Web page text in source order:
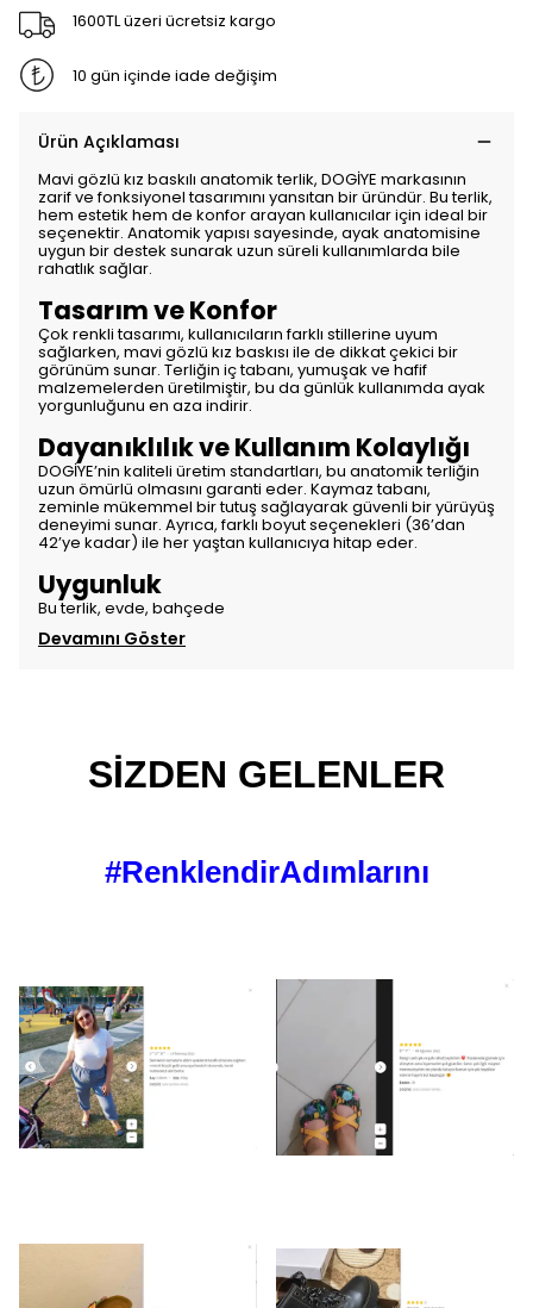
1600TL üzeri ücretsiz kargo
10 gün içinde iade değişim
Ürün Açıklaması
Mavi gözlü kız baskılı anatomik terlik, DOGİYE markasının
zarif ve fonksiyonel tasarımını yansıtan bir üründür. Bu terlik,
hem estetik hem de konfor arayan kullanıcılar için ideal bir
seçenektir. Anatomik yapısı sayesinde, ayak anatomisine
uygun bir destek sunarak uzun süreli kullanımlarda bile
rahatlık sağlar.
Tasarım ve Konfor
Çok renkli tasarımı, kullanıcıların farklı stillerine uyum
sağlarken, mavi gözlü kız baskısı ile de dikkat çekici bir
görünüm sunar. Terliğin iç tabanı, yumuşak ve hafif
malzemelerden üretilmiştir, bu da günlük kullanımda ayak
yorgunluğunu en aza indirir.
Dayanıklılık ve Kullanım Kolaylığı
DOGİYE’nin kaliteli üretim standartları, bu anatomik terliğin
uzun ömürlü olmasını garanti eder. Kaymaz tabanı,
zeminle mükemmel bir tutuş sağlayarak güvenli bir yürüyüş
deneyimi sunar. Ayrıca, farklı boyut seçenekleri (36’dan
42’ye kadar) ile her yaştan kullanıcıya hitap eder.
Uygunluk
Bu terlik, evde, bahçede
Devamını Göster
SİZDEN GELENLER
#RenklendirAdımlarını